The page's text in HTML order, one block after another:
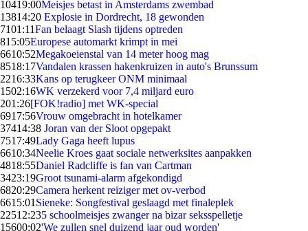
10419:00Meisjes betast in Amsterdams zwembad
13814:20 Explosie in Dordrecht, 18 gewonden
7101:11Fan belaagt Slash tijdens optreden
815:05Europese automarkt krimpt in mei
6610:52Megakoeienstal van 14 meter hoog mag
8518:17Vandalen krassen hakenkruizen in auto's Brunssum
2216:33Kans op terugkeer ONM minimaal
1502:16WK verzekerd voor 7,4 miljard euro
201:26[FOK!radio] met WK-special
6917:56Vrouw omgebracht in hotelkamer
37414:38 Joran van der Sloot opgepakt
7517:49Lady Gaga heeft lupus
6610:34Neelie Kroes gaat sociale netwerksites aanpakken
4818:55Daniel Radcliffe is fan van Cartman
3423:19Groot tsunami-alarm afgekondigd
6820:29Camera herkent reiziger met ov-verbod
6615:01 Sieneke: Songfestival geslaagd met finaleplek
22512:235 schoolmeisjes zwanger na bizar seksspelletje
15600:02'We zullen snel duizend jaar oud worden'